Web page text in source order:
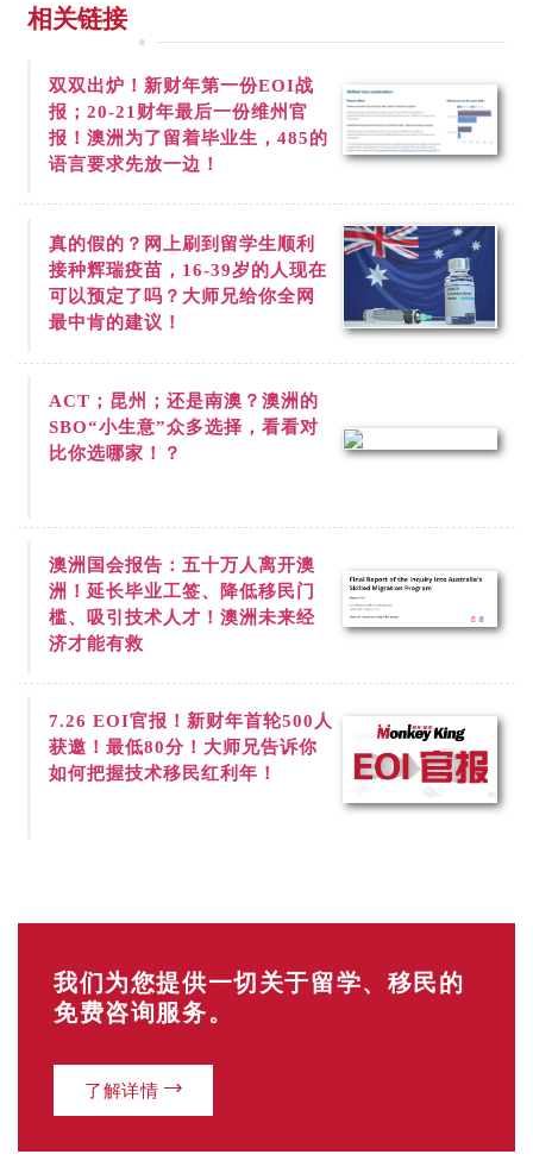
相关链接
双双出炉！新财年第一份EOI战
报；20-21财年最后一份维州官
报！澳洲为了留着毕业生，485的
语言要求先放一边！
真的假的？网上刷到 留学生顺利
接种辉瑞疫苗，16-39岁的人现在
可以预定了吗？大师兄给你全网
最中肯的建议！
ACT；昆州；还是南澳？澳洲的
SBO“小生意”众多选择，看看对
比你选哪家！？
澳洲国会报告：五十万人离开澳
洲！延长毕业工签、降低移民门
槛、吸引技术人才！澳洲未来经
济才能有救
7.26 EOI官报！新财年首轮500人
获邀！最低80分！大师兄告诉你
如何把握技术移民红利年！
我们为您提供一切关于留学、移民的
免费咨询服务。
了解详情